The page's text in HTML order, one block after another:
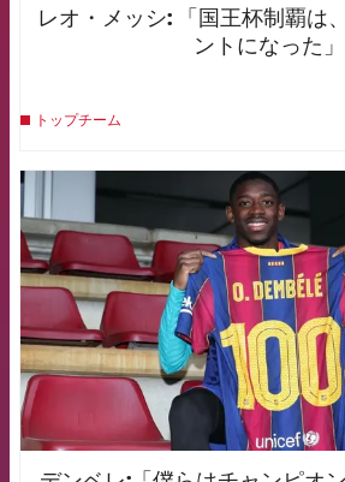
レオ・メッシ: 「国王杯制覇は
ントになった」
トップチーム
FCB